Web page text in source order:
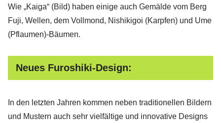
Wie „Kaiga“ (Bild) haben einige auch Gemälde vom Berg
Fuji, Wellen, dem Vollmond, Nishikigoi (Karpfen) und Ume
(Pflaumen)-Bäumen.
Neues Furoshiki-Design:
In den letzten Jahren kommen neben traditionellen Bildern
und Mustern auch sehr vielfältige und innovative Designs